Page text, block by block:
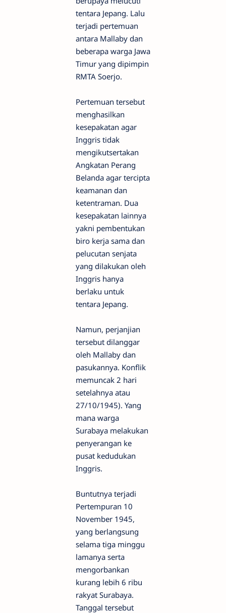
tentara Jepang. Lalu
terjadi pertemuan
antara Mallaby dan
beberapa warga Jawa
Timur yang dipimpin
RMTA Soerjo.
Pertemuan tersebut
menghasilkan
kesepakatan agar
Inggris tidak
mengikutsertakan
Angkatan Perang
Belanda agar tercipta
keamanan dan
ketentraman. Dua
kesepakatan lainnya
yakni pembentukan
biro kerja sama dan
pelucutan senjata
yang dilakukan oleh
Inggris hanya
berlaku untuk
tentara Jepang.
Namun, perjanjian
tersebut dilanggar
oleh Mallaby dan
pasukannya. Konflik
memuncak 2 hari
setelahnya atau
27/10/1945). Yang
mana warga
Surabaya melakukan
penyerangan ke
pusat kedudukan
Inggris.
Buntutnya terjadi
Pertempuran 10
November 1945,
yang berlangsung
selama tiga minggu
lamanya serta
mengorbankan
kurang lebih 6 ribu
rakyat Surabaya.
Tanggal tersebut